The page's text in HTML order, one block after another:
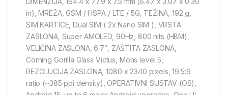
in), MREŽA, GSM / HSPA / LTE / 5G, TEŽINA, 192 g,
SIM KARTICE, Dual SIM ( 2x Nano SIM ), VRSTA
ZASLONA, Super AMOLED, 90Hz, 800 nits (HBM),
VELIČINA ZASLONA, 6.7″, ZAŠTITA ZASLONA,
Corning Gorilla Glass Victus, Mohs level 5,
REZOLUCIJA ZASLONA, 1080 x 2340 pixels, 19.5:9
ratio (~385 ppi density), OPERATIVNI SUSTAV (OS),